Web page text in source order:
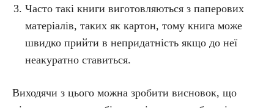
Часто такі книги виготовляються з паперових
матеріалів, таких як картон, тому книга може
швидко прийти в непридатність якщо до неї
неакуратно ставиться.
Виходячи з цього можна зробити висновок, що